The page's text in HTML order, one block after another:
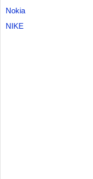
Nokia
NIKE